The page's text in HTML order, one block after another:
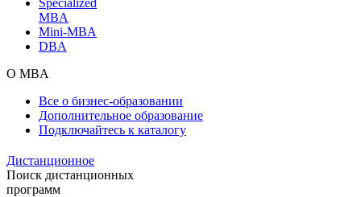
MBA
Mini-MBA
DBA
О MBA
Все о бизнес-образовании
Дополнительное образование
Подключайтесь к каталогу
Дистанционное
Поиск дистанционных
программ